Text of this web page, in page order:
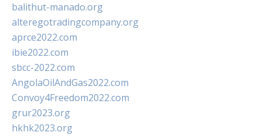
balithut-manado.org
alteregotradingcompany.org
aprce2022.com
ibie2022.com
sbcc-2022.com
AngolaOilAndGas2022.com
Convoy4Freedom2022.com
grur2023.org
hkhk2023.org